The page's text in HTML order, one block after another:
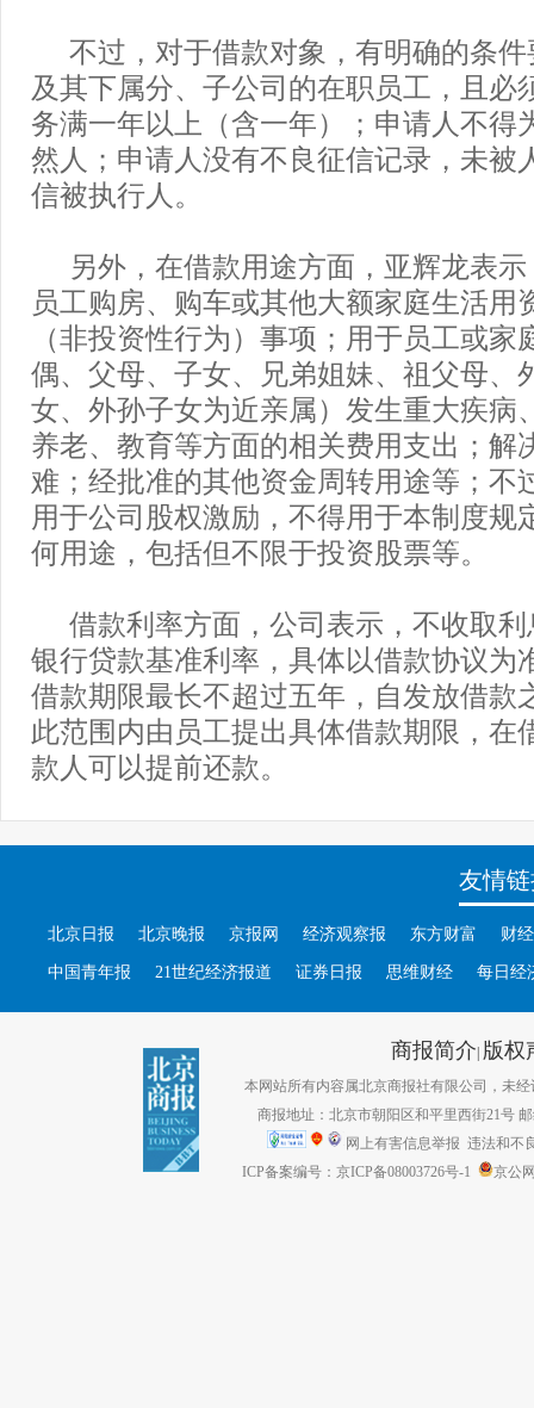
不过，对于借款对象，有明确的条
及其下属分、子公司的在职员工，且必
务满一年以上（含一年）；申请人不得
然人；申请人没有不良征信记录，未被
信被执行人。
另外，在借款用途方面，亚辉龙表
员工购房、购车或其他大额家庭生活用
（非投资性行为）事项；用于员工或家
偶、父母、子女、兄弟姐妹、祖父母、
女、外孙子女为近亲属）发生重大疾病
养老、教育等方面的相关费用支出；解
难；经批准的其他资金周转用途等；不
用于公司股权激励，不得用于本制度规
何用途，包括但不限于投资股票等。
借款利率方面，公司表示，不收取
银行贷款基准利率，具体以借款协议为
借款期限最长不超过五年，自发放借款
此范围内由员工提出具体借款期限，在
款人可以提前还款。
友情
北京日报 北京晚报 京报网 经济观察报 东方财富 财
中国青年报 21世纪经济报道 证券日报 思维财经 每日经
商报简介| 版权
本网站所有内容属北京商报社有限公司，未经
商报地址：北京市朝阳区和平里西街21号
网上有害信息举报 违法和不
ICP备案编号：京ICP备08003726号-1
京公